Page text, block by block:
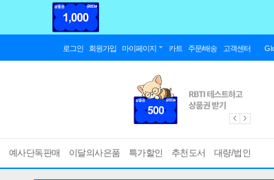
로그인 회원가입 마이페이지 카트 주문/배송 고객센터
예사단독판매 이달의사은품 특가할인 추천도서 대량/법인